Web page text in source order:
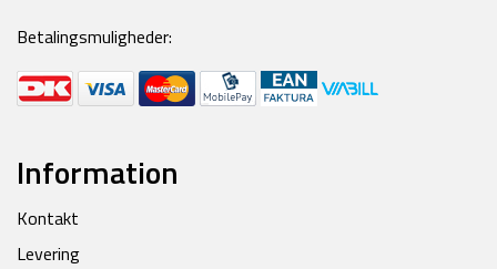
Betalingsmuligheder:
Information
Kontakt
Levering